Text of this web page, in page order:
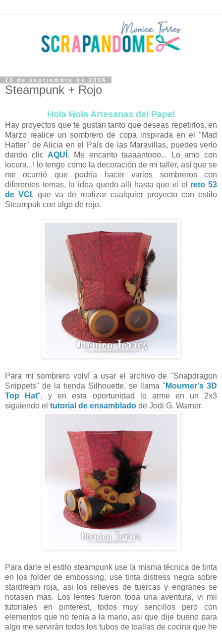
23 de septiembre de 2016
Steampunk + Rojo
Hola Hola Artesanas del Papel
Hay proyectos que te gustan tanto que deseas repetirlos, en
Marzo realice un sombrero de copa inspirada en el "Mad
Hatter" de Alicia en el País de las Maravillas, puedes verlo
dando clic AQUÍ . Me encanto taaaantooo... Lo amo con
locura...! lo tengo como la decoración de mi taller, así que se
me ocurrió que podría hacer varios sombreros con
diferentes temas, la idea quedo allí hasta que vi el reto 53
de VCI , que va de realizar cualquier proyecto con estilo
Steampuk con algo de rojo.
Para mi sombrero volví a usar el archivo de "Snapdragon
Snippets" de la tienda Silhouette, se llama " Mourner's 3D
Top Hat", y en esta oportunidad lo arme en un 2x3
siguiendo el tutorial de ensamblado de Jodi G. Warner.
Para darle el estilo steampunk use la misma técnica de tinta
en los folder de embossing, use tinta distress negra sobre
stardream roja, asi los relieves de tuercas y engranes se
notasen mas. Los lentes fueron toda una aventura, vi mil
tutoriales en pinterest, todos muy sencillos pero con
elementos que no tenia a la mano, asi que dije bueno para
algo me servirán todos los tubos de toallas de cocina que he